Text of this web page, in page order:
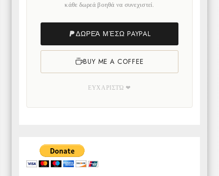
κάθε δωρεά βοηθά να συνεχιστεί.
ΔΩΡΕΆ ΜΈΣΩ PAYPAL
BUY ME A COFFEE
ΕΥΧΑΡΙΣΤΏ ❤